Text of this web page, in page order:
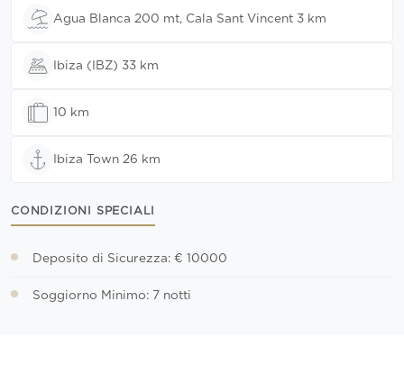
Agua Blanca 200 mt, Cala Sant Vincent 3 km
Ibiza (IBZ) 33 km
10 km
Ibiza Town 26 km
CONDIZIONI SPECIALI
Deposito di Sicurezza: € 10000
Soggiorno Minimo: 7 notti